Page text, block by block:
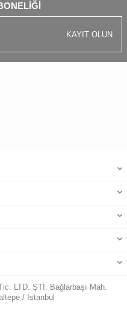
KAYIT OLUN
LTD. ŞTİ. Bağlarbaşı Mah.
/ İstanbul